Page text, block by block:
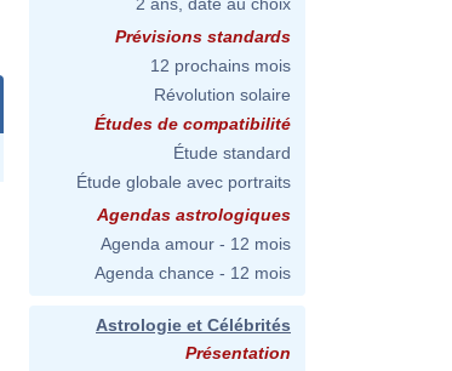
Prévisions standards
12 prochains mois
Révolution solaire
Études de compatibilité
Étude standard
Étude globale avec portraits
Agendas astrologiques
Agenda amour - 12 mois
Agenda chance - 12 mois
Astrologie et Célébrités
Présentation